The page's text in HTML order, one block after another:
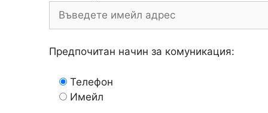
Предпочитан начин за комуникация:
Телефон
Имейл